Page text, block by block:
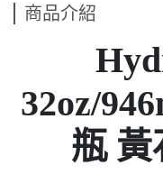
商品介紹
32oz/
瓶 黃